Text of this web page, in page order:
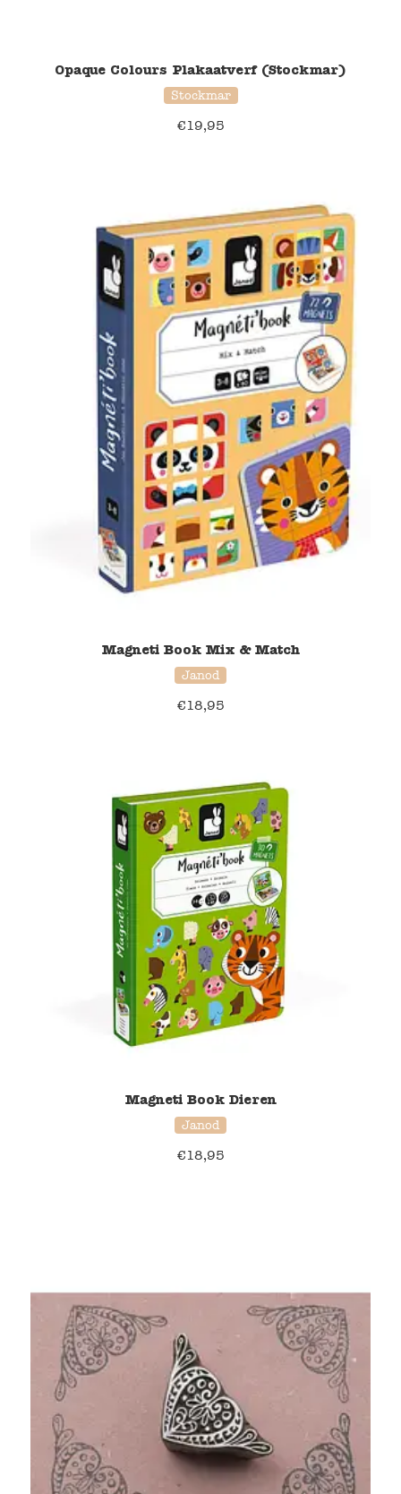
Opaque Colours Plakaatverf (Stockmar)
Stockmar
€19,95
Magneti Book Mix & Match
Janod
€18,95
Magneti Book Dieren
Janod
€18,95